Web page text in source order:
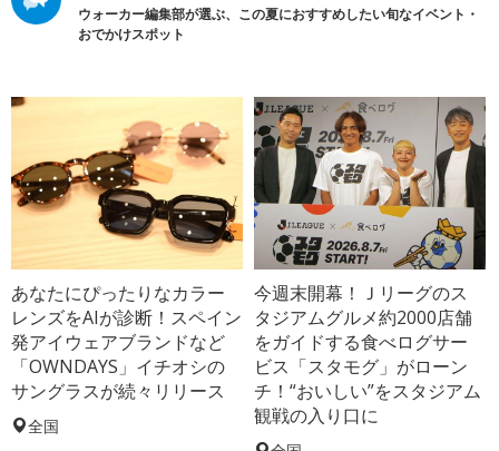
ウォーカー編集部が選ぶ、この夏におすすめしたい旬なイベント・
おでかけスポット
あなたにぴったりなカラー
レンズをAIが診断！スペイン
発アイウェアブランドなど
「OWNDAYS」イチオシの
サングラスが続々リリース
全国
今週末開幕！Ｊリーグのス
タジアムグルメ約2000店舗
をガイドする食べログサー
ビス「スタモグ」がローン
チ！“おいしい”をスタジアム
観戦の入り口に